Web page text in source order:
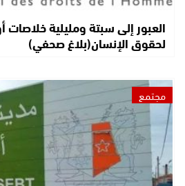
العبور إلى سبتة ومليلية
لحقوق الإنسان(بلاغ صحفي)
مجتمع